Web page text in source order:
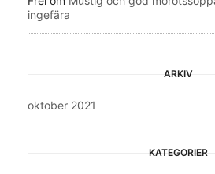
ingefära
ARKIV
oktober 2021
KATEGORIER